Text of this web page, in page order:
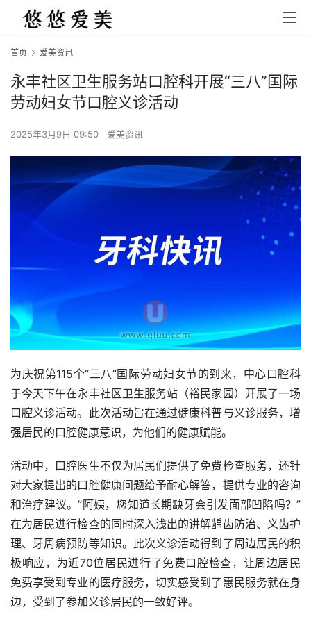
首页 爱美资讯
永丰社区卫生服务站口腔科开展“三八”国际
劳动妇女节口腔义诊活动
2025年3月9日 09:50 爱美资讯
为庆祝第115个“三八”国际‌劳动妇女节的到来，中心口腔科
于今天下午在永丰社区卫生服务站（裕民家园）开展了一场
口腔义诊活动。此次活动旨在通过健康科普与义诊服务，增
强居民的口腔健康意识，为他们的健康赋能。
活动中，口腔医生不仅为居民们提供了免费检查服务，还针
对大家提出的口腔健康问题给予耐心解答，提供专业的咨询
和治疗建议。”阿姨，您知道长期缺牙会引发面部凹陷吗？”
在为居民进行检查的同时深入浅出的讲解龋齿防治、义齿护
理、牙周病预防等知识。此次义诊活动得到了周边居民的积
极响应，为近70位居民进行了免费口腔检查，让周边居民
免费享受到专业的医疗服务，切实感受到了惠民服务就在身
边，受到了参加义诊居民的一致好评。